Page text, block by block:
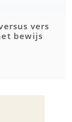
vers
bewijs